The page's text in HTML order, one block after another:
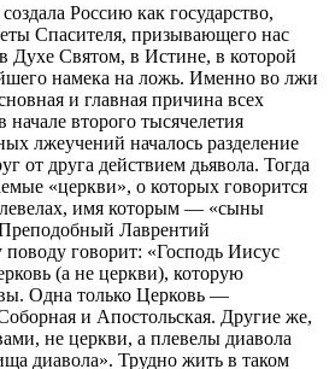
Россию как государство,
Спасителя, призывающего нас
Духе Святом, в Истине, в которой
намека на ложь. Именно во лжи
и главная причина всех
второго тысячелетия
лжеучений началось разделение
от друга действием дьявола. Тогда
«церкви», о которых говорится
имя которым — «сыны
Лаврентий
говорит: «Господь Иисус
(а не церкви), которую
Одна только Церковь —
и Апостольская. Другие же,
не церкви, а плевелы диавола
диавола». Трудно жить в таком